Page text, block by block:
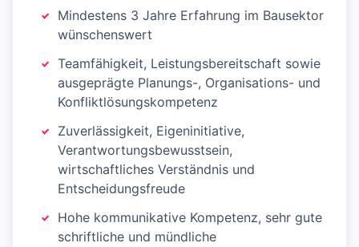
Mindestens 3 Jahre Erfahrung im Bausektor
wünschenswert
Teamfähigkeit, Leistungsbereitschaft sowie
ausgeprägte Planungs-, Organisations- und
Konfliktlösungskompetenz
Zuverlässigkeit, Eigeninitiative,
Verantwortungsbewusstsein,
wirtschaftliches Verständnis und
Entscheidungsfreude
Hohe kommunikative Kompetenz, sehr gute
schriftliche und mündliche